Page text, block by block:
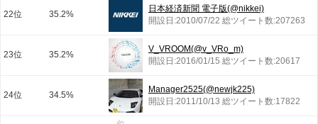
22位 35.2%
日本経済新聞 電子版(@nikkei)
開設日:2010/07/22 総ツイート数:207263
23位 35.2%
V_VROOM(@v_VRo_m)
開設日:2016/01/15 総ツイート数:20617
24位 34.5%
Manager2525(@newjk225)
開設日:2011/10/13 総ツイート数:17822